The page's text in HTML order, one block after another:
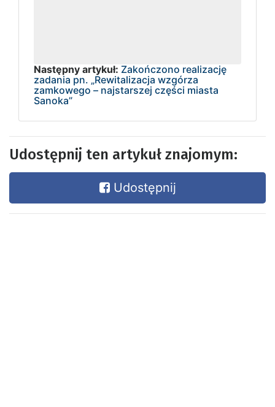
Następny artykuł: Zakończono realizację
zadania pn. „Rewitalizacja wzgórza
zamkowego – najstarszej części miasta
Sanoka”
Udostępnij ten artykuł znajomym:
Udostępnij